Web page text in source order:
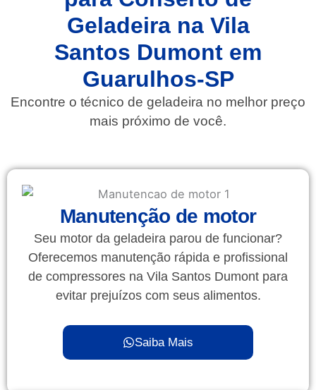
Geladeira na Vila
Santos Dumont em
Guarulhos-SP
Encontre o técnico de geladeira no melhor preço
mais próximo de você.
Manutenção de motor
Seu motor da geladeira parou de funcionar?
Oferecemos manutenção rápida e profissional
de compressores na Vila Santos Dumont para
evitar prejuízos com seus alimentos.
Saiba Mais